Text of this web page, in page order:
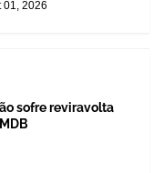
01, 2026
sofre reviravolta